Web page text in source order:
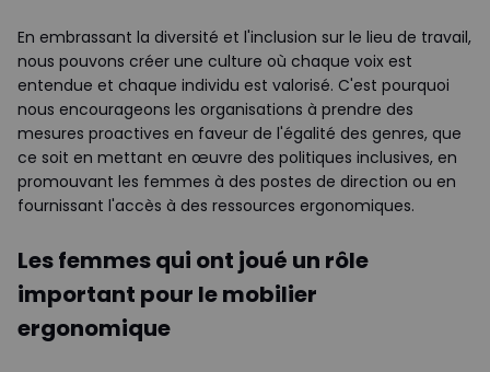
En embrassant la diversité et l'inclusion sur le lieu de travail,
nous pouvons créer une culture où chaque voix est
entendue et chaque individu est valorisé. C'est pourquoi
nous encourageons les organisations à prendre des
mesures proactives en faveur de l'égalité des genres, que
ce soit en mettant en œuvre des politiques inclusives, en
promouvant les femmes à des postes de direction ou en
fournissant l'accès à des ressources ergonomiques.
Les femmes qui ont joué un rôle
important pour le mobilier
ergonomique